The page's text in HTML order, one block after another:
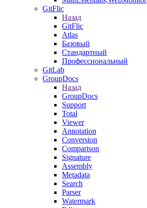
GitFlic
Назад
GitFlic
Atlas
Базовый
Стандартный
Профессиональный
GitLab
GroupDocs
Назад
GroupDocs
Support
Total
Viewer
Annotation
Conversion
Comparison
Signature
Assembly
Metadata
Search
Parser
Watermark